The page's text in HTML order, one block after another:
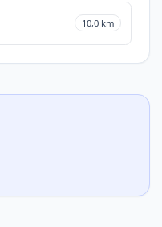
10,0 km